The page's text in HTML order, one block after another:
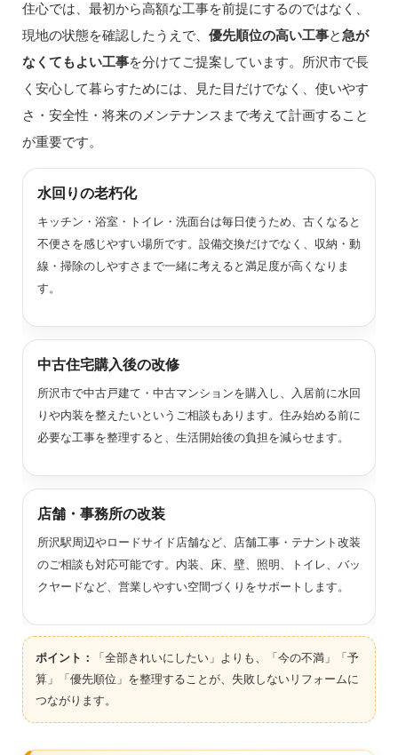
住心では、最初から高額な工事を前提にするのではなく、
現地の状態を確認したうえで、 優先順位の高い工事と急が
なくてもよい工事を分けてご提案しています。所沢市で長
く安心して暮らすためには、見た目だけでなく、使いやす
さ・安全性・将来のメンテナンスまで考えて計画すること
が重要です。
水回りの老朽化
キッチン・浴室・トイレ・洗面台は毎日使うため、古くなると
不便さを感じやすい場所です。設備交換だけでなく、収納・動
線・掃除のしやすさまで一緒に考えると満足度が高くなりま
す。
中古住宅購入後の改修
所沢市で中古戸建て・中古マンションを購入し、入居前に水回
りや内装を整えたいというご相談もあります。住み始める前に
必要な工事を整理すると、生活開始後の負担を減らせます。
店舗・事務所の改装
所沢駅周辺やロードサイド店舗など、店舗工事・テナント改装
のご相談も対応可能です。内装、床、壁、照明、トイレ、バッ
クヤードなど、営業しやすい空間づくりをサポートします。
ポイント：
「全部きれいにしたい」よりも、「今の不満」「予
算」「優先順位」を整理することが、失敗しないリフォームに
つながります。